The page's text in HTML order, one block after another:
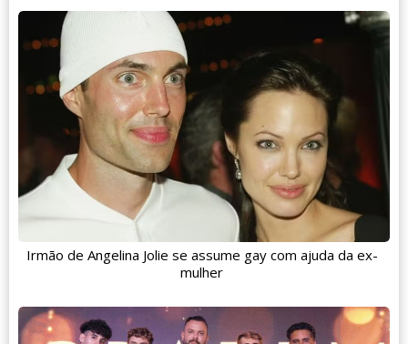
Irmão de Angelina Jolie se assume gay com ajuda da ex-
mulher